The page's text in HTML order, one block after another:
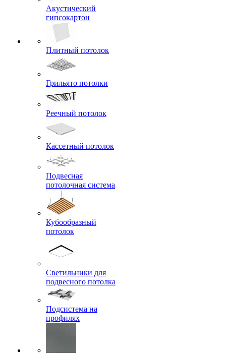
Акустический
гипсокартон
Плитный потолок
Грильято потолки
Реечный потолок
Кассетный потолок
Подвесная
потолочная система
Кубообразный
потолок
Светильники для
подвесного потолка
Подсистема на
профилях